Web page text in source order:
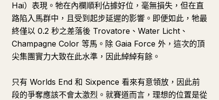
Hai）表現。牠在內欄順利佔據好位，毫無損失，但在直
路陷入馬群中，且受到起步延遲的影響。即便如此，牠最
終僅以 0.2 秒之差落後 Trovatore、Water Licht、
Champagne Color 等馬。除 Gaia Force 外，這次的頂
尖集團實力大致在此水準，因此綽綽有餘。
只有 Worlds End 和 Sixpence 看來有意領放，因此前
段的爭奪應該不會太激烈。就賽道而言，理想的位置是從